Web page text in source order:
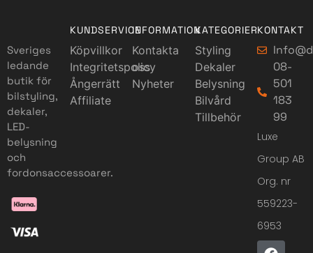
Sveriges
ledande
butik för
bilstyling,
dekaler,
LED-
belysning
och
fordonsaccessoarer.
KUNDSERVICE
Köpvillkor
Integritetspolicy
Ångerrätt
Affiliate
INFORMATION
Kontakta
oss
Nyheter
KATEGORIER
Styling
Dekaler
Belysning
Bilvård
Tillbehör
KONTAKT
08-
501
183
99
Luxe
Group AB
Org. nr
559223-
6953